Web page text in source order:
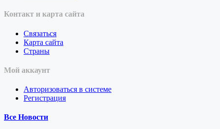
Контакт и карта сайта
Связаться
Карта сайта
Страны
Мой аккаунт
Авторизоваться в системе
Регистрация
Все Новости